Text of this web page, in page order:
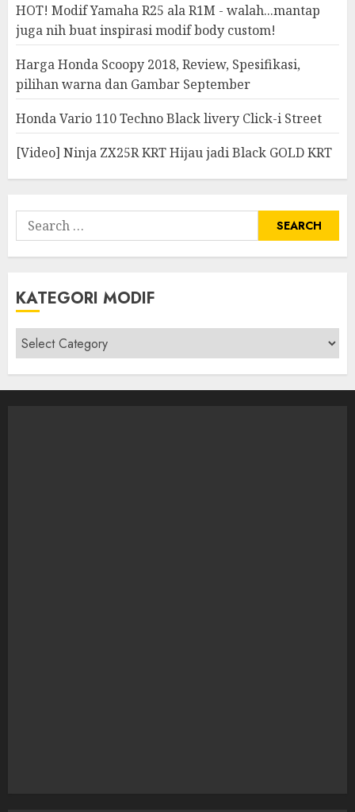
HOT! Modif Yamaha R25 ala R1M - walah...mantap
juga nih buat inspirasi modif body custom!
Harga Honda Scoopy 2018, Review, Spesifikasi,
pilihan warna dan Gambar September
Honda Vario 110 Techno Black livery Click-i Street
[Video] Ninja ZX25R KRT Hijau jadi Black GOLD KRT
Search
for:
KATEGORI MODIF
Kategori
modif